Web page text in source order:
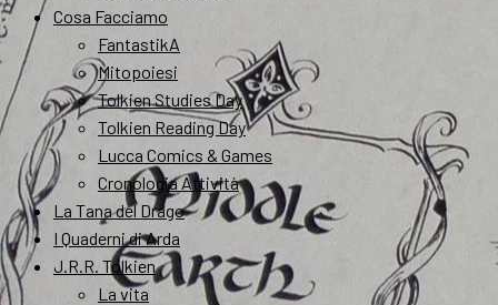
Cosa Facciamo
FantastikA
Mitopoiesi
Tolkien Studies Day
Tolkien Reading Day
Lucca Comics & Games
Cronologia Attività
La Tana del Drago
I Quaderni di Arda
J.R.R. Tolkien
La vita